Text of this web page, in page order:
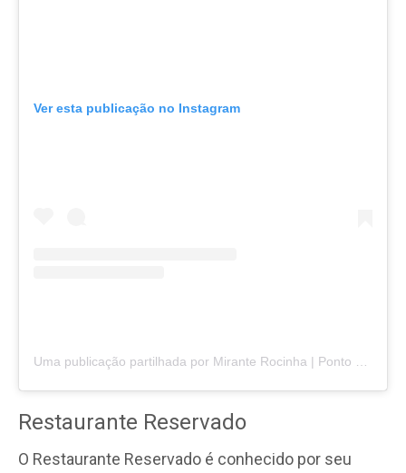
Ver esta publicação no Instagram
Uma publicação partilhada por Mirante Rocinha | Ponto Turístico no Rio de Janeiro
Restaurante Reservado
O Restaurante Reservado é conhecido por seu